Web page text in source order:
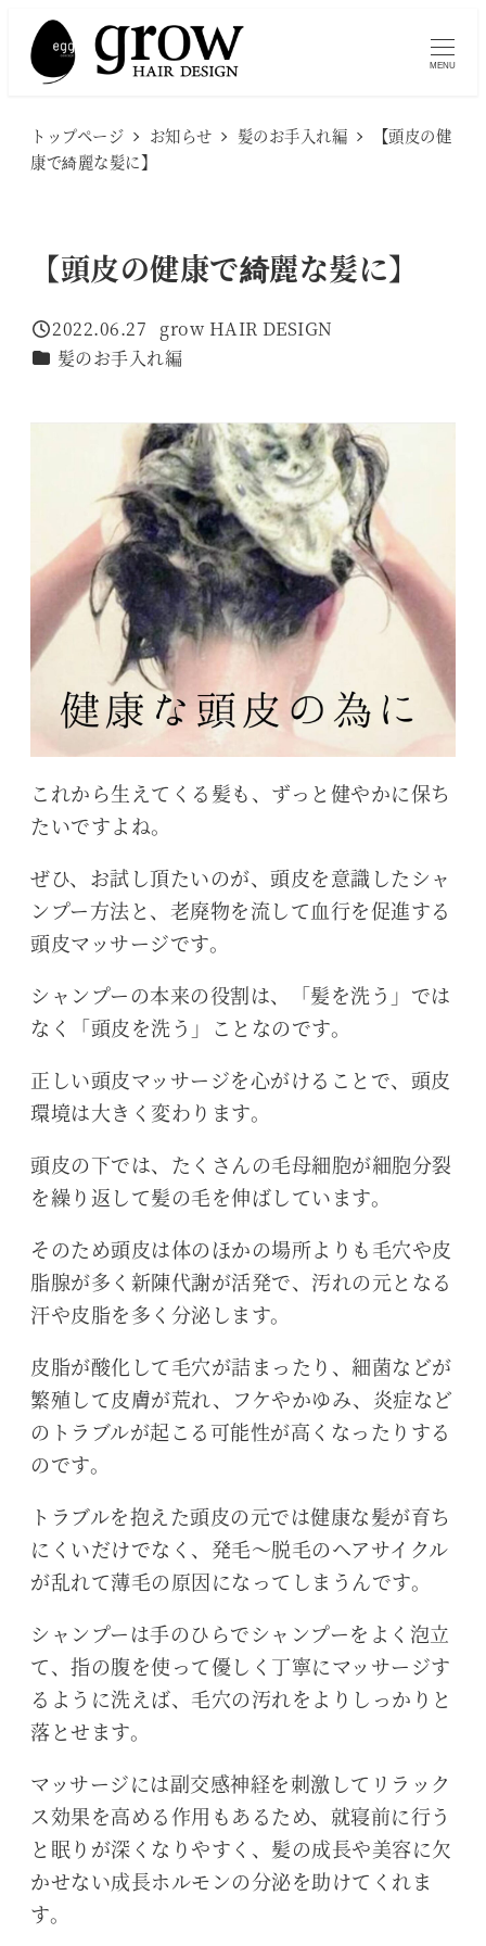
MENU
トップページ お知らせ 髪のお手入れ編
【頭皮の健
康で綺麗な髪に】
【頭皮の健康で綺麗な髪に】
投稿日
2022.06.27
著
者
grow HAIR DESIGN
カテゴリー
髪のお手入れ編
これから生えてくる髪も、ずっと健やかに保ち
たいですよね。
ぜひ、お試し頂たいのが、頭皮を意識したシャ
ンプー方法と、老廃物を流して血行を促進する
頭皮マッサージです。
シャンプーの本来の役割は、「髪を洗う」では
なく「頭皮を洗う」ことなのです。
正しい頭皮マッサージを心がけることで、頭皮
環境は大きく変わります。
頭皮の下では、たくさんの毛母細胞が細胞分裂
を繰り返して髪の毛を伸ばしています。
そのため頭皮は体のほかの場所よりも毛穴や皮
脂腺が多く新陳代謝が活発で、汚れの元となる
汗や皮脂を多く分泌します。
皮脂が酸化して毛穴が詰まったり、細菌などが
繁殖して皮膚が荒れ、フケやかゆみ、炎症など
のトラブルが起こる可能性が高くなったりする
のです。
トラブルを抱えた頭皮の元では健康な髪が育ち
にくいだけでなく、発毛～脱毛のヘアサイクル
が乱れて薄毛の原因になってしまうんです。
シャンプーは手のひらでシャンプーをよく泡立
て、指の腹を使って優しく丁寧にマッサージす
るように洗えば、毛穴の汚れをよりしっかりと
落とせます。
マッサージには副交感神経を刺激してリラック
ス効果を高める作用もあるため、就寝前に行う
と眠りが深くなりやすく、髪の成長や美容に欠
かせない成長ホルモンの分泌を助けてくれま
す。